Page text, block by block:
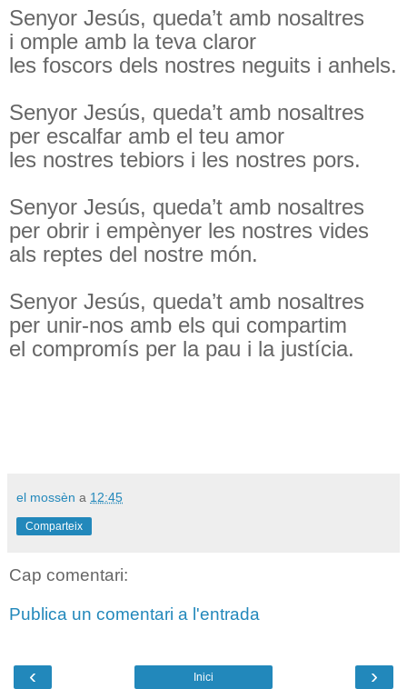
Senyor Jesús, queda’t amb nosaltres
i omple amb la teva claror
les foscors dels nostres neguits i anhels.
Senyor Jesús, queda’t amb nosaltres
per escalfar amb el teu amor
les nostres tebiors i les nostres pors.
Senyor Jesús, queda’t amb nosaltres
per obrir i empènyer les nostres vides
als reptes del nostre món.
Senyor Jesús, queda’t amb nosaltres
per unir-nos amb els qui compartim
el compromís per la pau i la justícia.
el mossèn a 12:45
Comparteix
Cap comentari:
Publica un comentari a l'entrada
‹ ›
Inici